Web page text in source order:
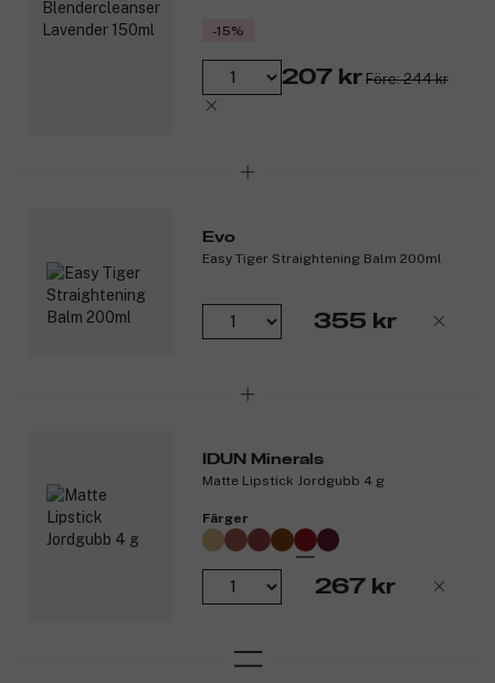
-15%
207 kr Före: 244 kr
Evo
Easy Tiger Straightening Balm 200ml
355 kr
IDUN Minerals
Matte Lipstick Jordgubb 4 g
Färger
267 kr